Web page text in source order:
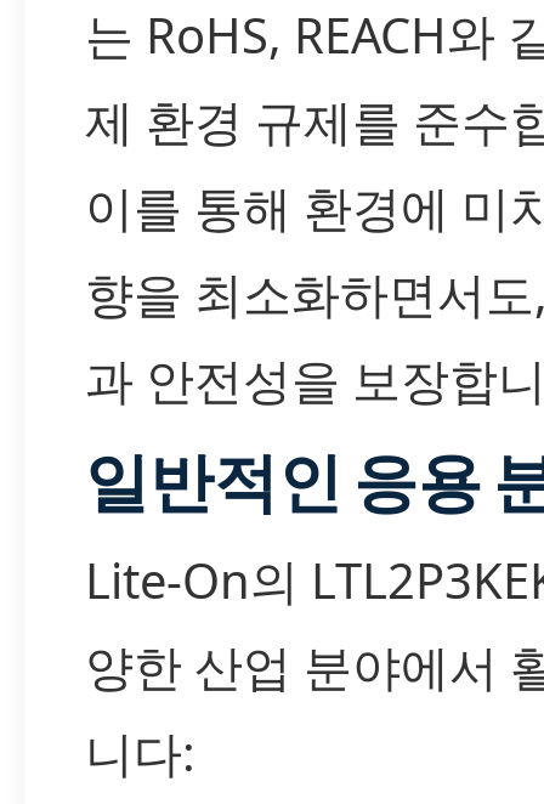
는 RoHS, REACH와
제 환경 규제를 준수
이를 통해 환경에 미
향을 최소화하면서
과 안전성을 보장합
일반적인 응용
Lite-On의
양한 산업 분야에서
니다: